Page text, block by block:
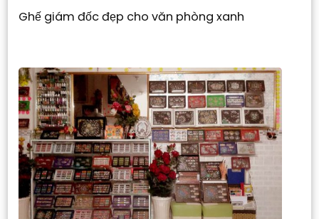
Ghế giám đốc đẹp cho văn phòng xanh